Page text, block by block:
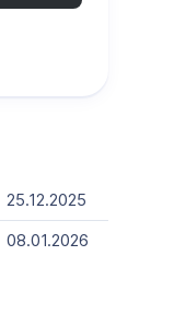
25.12.2025
08.01.2026